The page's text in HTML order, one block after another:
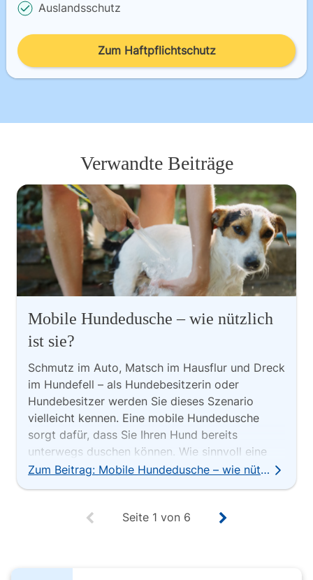
Auslandsschutz
Zum Haftpflichtschutz
Verwandte Beiträge
Mobile Hundedusche – wie nützlich
ist sie?
Schmutz im Auto, Matsch im Hausflur und Dreck
im Hundefell – als Hundebesitzerin oder
Hundebesitzer werden Sie dieses Szenario
vielleicht kennen. Eine mobile Hundedusche
sorgt dafür, dass Sie Ihren Hund bereits
unterwegs duschen können. Wie sinnvoll eine
mobile Hundedusche ist und wie Sie Ihren Hund
Zum Beitrag: Mobile Hundedusche – wie nützlich ist sie?
Seite 1 von 6